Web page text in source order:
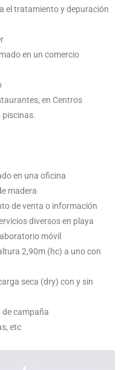
el tratamiento y depuración
en un comercio
en Centros
piscinas.
en una oficina
madera
de venta o información
diversos en playa
móvil
2,90m (hc) a uno con
seca (dry) con y sin
campaña
etc